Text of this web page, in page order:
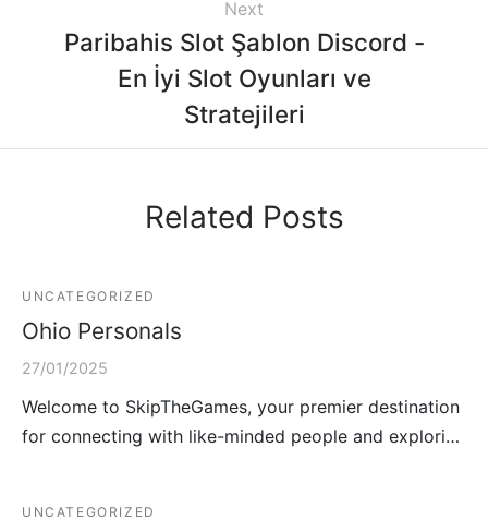
Next
Paribahis Slot Şablon Discord -
En İyi Slot Oyunları ve
Stratejileri
Related Posts
UNCATEGORIZED
Ohio Personals
27/01/2025
Welcome to SkipTheGames, your premier destination
for connecting with like-minded people and explori…
UNCATEGORIZED